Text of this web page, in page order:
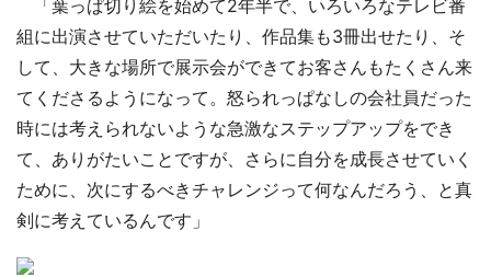
「葉っぱ切り絵を始めて2年半で、いろいろなテレビ番
組に出演させていただいたり、作品集も3冊出せたり、そ
して、大きな場所で展示会ができてお客さんもたくさん来
てくださるようになって。怒られっぱなしの会社員だった
時には考えられないような急激なステップアップをでき
て、ありがたいことですが、さらに自分を成長させていく
ために、次にするべきチャレンジって何なんだろう、と真
剣に考えているんです」